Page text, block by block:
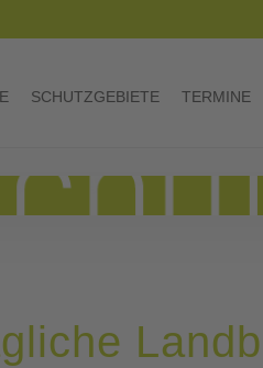
SCHUTZGEBIETE TERMINE